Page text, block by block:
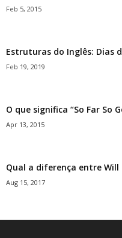
Feb 5, 2015
Estruturas do Inglês: Dias
Feb 19, 2019
O que significa “So Far So
Apr 13, 2015
Qual a diferença entre Will
Aug 15, 2017